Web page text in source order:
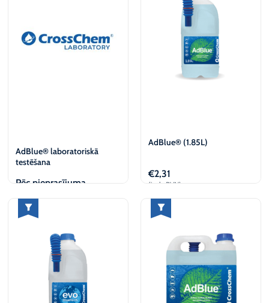
AdBlue® laboratoriskā
testēšana
Pēc pieprasījuma
AdBlue® (1.85L)
€2,31
(iesk. PVN)